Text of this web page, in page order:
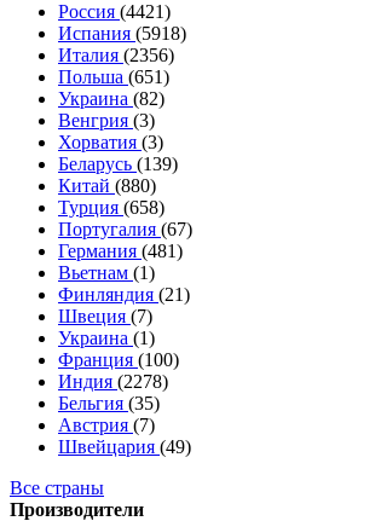
Россия (4421)
Испания (5918)
Италия (2356)
Польша (651)
Украина (82)
Венгрия (3)
Хорватия (3)
Беларусь (139)
Китай (880)
Турция (658)
Португалия (67)
Германия (481)
Вьетнам (1)
Финляндия (21)
Швеция (7)
Украина (1)
Франция (100)
Индия (2278)
Бельгия (35)
Австрия (7)
Швейцария (49)
Все страны
Производители